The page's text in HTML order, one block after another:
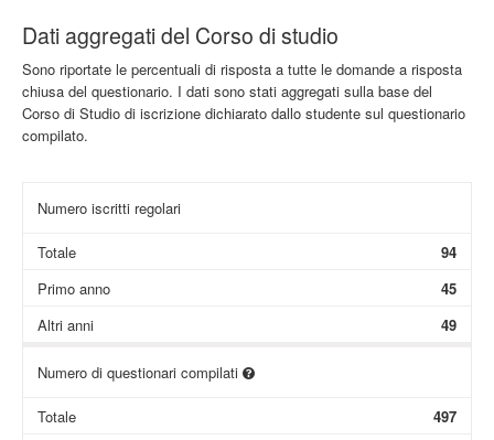
Dati aggregati del Corso di studio
Sono riportate le percentuali di risposta a tutte le domande a risposta
chiusa del questionario. I dati sono stati aggregati sulla base del
Corso di Studio di iscrizione dichiarato dallo studente sul questionario
compilato.
Numero iscritti regolari
Totale
94
Primo anno
45
Altri anni
49
Numero di questionari compilati
Totale
497